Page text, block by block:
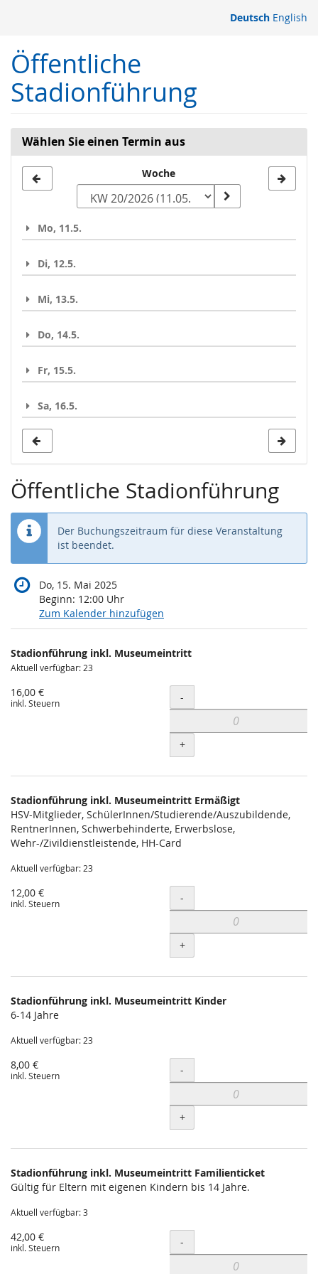
springen
Deutsch English
Öffentliche
Stadionführung
Wählen Sie einen Termin aus
zur
auswählen
Woche
Mo, 11.5.
Di, 12.5.
Mi, 13.5.
Do, 14.5.
Fr, 15.5.
Sa, 16.5.
Öffentliche Stadionführung
Der Buchungszeitraum für diese Veranstaltung
ist beendet.
Do, 15. Mai 2025
Beginn: 12:00 Uhr
Zum Kalender hinzufügen
Produkte
Unkategorisierte
Produkte
Stadionführung inkl. Museumeintritt
Aktuell verfügbar: 23
16,00 €
inkl. Steuern Menge
-
+
Stadionführung inkl. Museumeintritt Ermäßigt
HSV-Mitglieder, SchülerInnen/Studierende/Auszubildende,
RentnerInnen, Schwerbehinderte, Erwerbslose,
Wehr-/Zivildienstleistende, HH-Card
Aktuell verfügbar: 23
12,00 €
inkl. Steuern Menge
-
+
Stadionführung inkl. Museumeintritt Kinder
6-14 Jahre
Aktuell verfügbar: 23
8,00 €
inkl. Steuern Menge
-
+
Stadionführung inkl. Museumeintritt Familienticket
Gültig für Eltern mit eigenen Kindern bis 14 Jahre.
Aktuell verfügbar: 3
42,00 €
inkl. Steuern Menge
-